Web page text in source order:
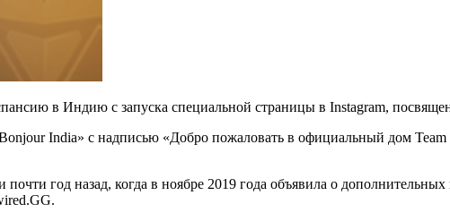
в Индию с запуска специальной страницы в Instagram,
India» с надписью «Добро пожаловать в официальный дом
год назад, когда в ноябре 2019 года объявила о